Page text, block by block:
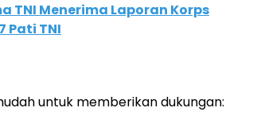
TNI Menerima Laporan Korps
Pati TNI
untuk memberikan dukungan: